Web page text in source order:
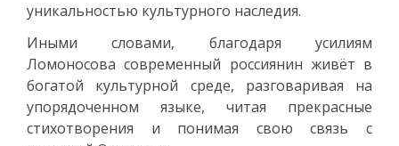
уникальностью культурного наследия.
Иными словами, благодаря усилиям
Ломоносова современный россиянин живёт в
богатой культурной среде, разговаривая на
упорядоченном языке, читая прекрасные
стихотворения и понимая свою связь с